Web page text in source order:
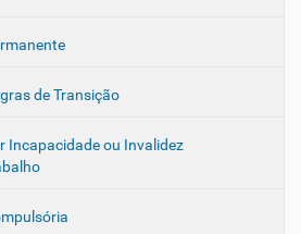
de Transição
Incapacidade ou Invalidez